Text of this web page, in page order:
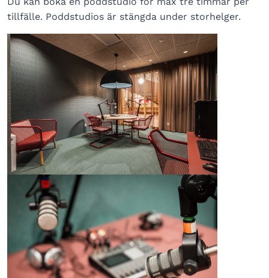
tillfälle. Poddstudios är stängda under storhelger.